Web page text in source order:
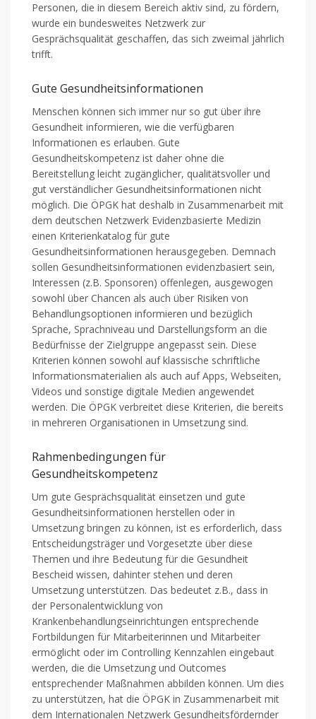
Personen, die in diesem Bereich aktiv sind, zu fördern,
wurde ein bundesweites Netzwerk zur
Gesprächsqualität geschaffen, das sich zweimal jährlich
trifft.
Gute Gesundheitsinformationen
Menschen können sich immer nur so gut über ihre
Gesundheit informieren, wie die verfügbaren
Informationen es erlauben. Gute
Gesundheitskompetenz ist daher ohne die
Bereitstellung leicht zugänglicher, qualitätsvoller und
gut verständlicher Gesundheitsinformationen nicht
möglich. Die ÖPGK hat deshalb in Zusammenarbeit mit
dem deutschen Netzwerk Evidenzbasierte Medizin
einen Kriterienkatalog für gute
Gesundheitsinformationen herausgegeben. Demnach
sollen Gesundheitsinformationen evidenzbasiert sein,
Interessen (z.B. Sponsoren) offenlegen, ausgewogen
sowohl über Chancen als auch über Risiken von
Behandlungsoptionen informieren und bezüglich
Sprache, Sprachniveau und Darstellungsform an die
Bedürfnisse der Zielgruppe angepasst sein. Diese
Kriterien können sowohl auf klassische schriftliche
Informationsmaterialien als auch auf Apps, Webseiten,
Videos und sonstige digitale Medien angewendet
werden. Die ÖPGK verbreitet diese Kriterien, die bereits
in mehreren Organisationen in Umsetzung sind.
Rahmenbedingungen für
Gesundheitskompetenz
Um gute Gesprächsqualität einsetzen und gute
Gesundheitsinformationen herstellen oder in
Umsetzung bringen zu können, ist es erforderlich, dass
Entscheidungsträger und Vorgesetzte über diese
Themen und ihre Bedeutung für die Gesundheit
Bescheid wissen, dahinter stehen und deren
Umsetzung unterstützen. Das bedeutet z.B., dass in
der Personalentwicklung von
Krankenbehandlungseinrichtungen entsprechende
Fortbildungen für Mitarbeiterinnen und Mitarbeiter
ermöglicht oder im Controlling Kennzahlen eingebaut
werden, die die Umsetzung und Outcomes
entsprechender Maßnahmen abbilden können. Um dies
zu unterstützen, hat die ÖPGK in Zusammenarbeit mit
dem Internationalen Netzwerk Gesundheitsfördernder